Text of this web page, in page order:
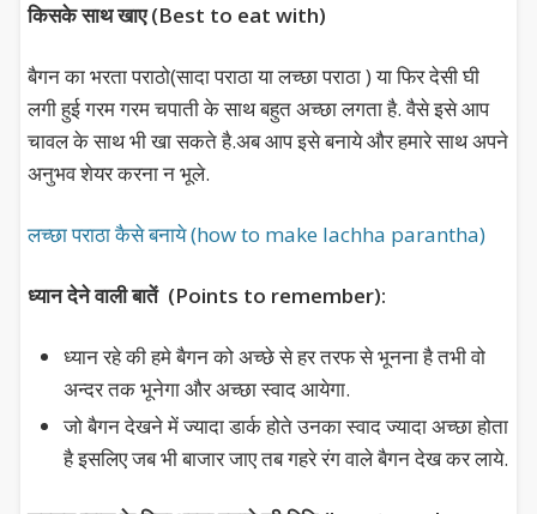
किसके साथ खाए (Best to eat with)
बैगन का भरता पराठो(सादा पराठा या लच्छा पराठा ) या फिर देसी घी
लगी हुई गरम गरम चपाती के साथ बहुत अच्छा लगता है. वैसे इसे आप
चावल के साथ भी खा सकते है.अब आप इसे बनाये और हमारे साथ अपने
अनुभव शेयर करना न भूले.
लच्छा पराठा कैसे बनाये (how to make lachha parantha)
ध्यान देने वाली बातें (Points to remember):
ध्यान रहे की हमे बैगन को अच्छे से हर तरफ से भूनना है तभी वो
अन्दर तक भूनेगा और अच्छा स्वाद आयेगा.
जो बैगन देखने में ज्यादा डार्क होते उनका स्वाद ज्यादा अच्छा होता
है इसलिए जब भी बाजार जाए तब गहरे रंग वाले बैगन देख कर लाये.